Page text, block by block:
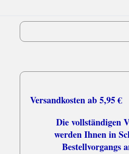
Versandkosten ab 5,95 €
Die vollständigen
werden Ihnen in
Bestellvorgangs